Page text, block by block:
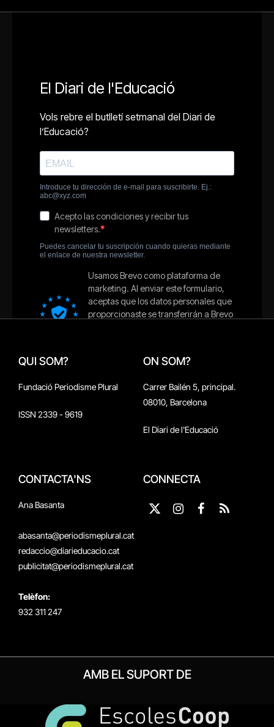
QUI SOM?
Fundació Periodisme Plural
ISSN 2339 - 9619
ON SOM?
Carrer Bailén 5, principal.
08010, Barcelona
El Diari de l'Educació
CONTACTA'NS
Ana Basanta
abasanta@periodismeplural.cat
redaccio@diarieducacio.cat
publicitat@periodismeplural.cat
Telèfon:
932 311 247
CONNECTA
X
Instagram
Facebook
RSS
AMB EL SUPORT DE